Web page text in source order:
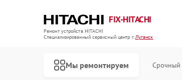
FIX-HITACHI
Ремонт устройств HITACHI
Специализированный cервисный центр г.Луганск
Мы ремонтируем